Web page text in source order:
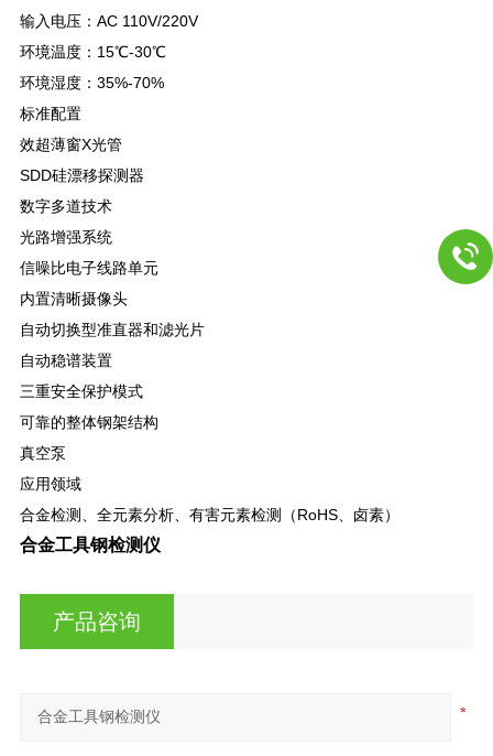
输入电压：AC 110V/220V
环境温度：15℃-30℃
环境湿度：35%-70%
标准配置
效超薄窗X光管
SDD硅漂移探测器
数字多道技术
光路增强系统
信噪比电子线路单元
内置清晰摄像头
自动切换型准直器和滤光片
自动稳谱装置
三重安全保护模式
可靠的整体钢架结构
真空泵
应用领域
合金检测、全元素分析、有害元素检测（RoHS、卤素）
合金工具钢检测仪
产品咨询